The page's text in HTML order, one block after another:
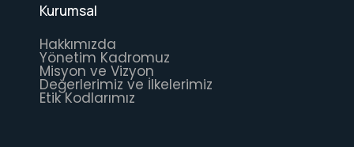
Kurumsal
Hakkımızda
Yönetim Kadromuz
Misyon ve Vizyon
Değerlerimiz ve İlkelerimiz
Etik Kodlarımız